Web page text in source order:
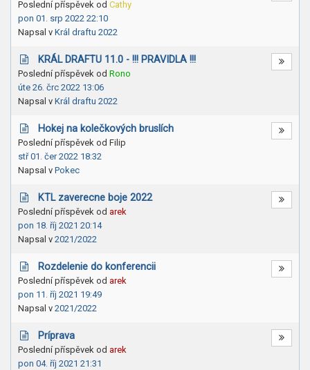
Poslední příspěvek od Cathy
pon 01. srp 2022 22:10
Napsal v Král draftu 2022
KRÁL DRAFTU 11.0 - !!! PRAVIDLA !!!
Poslední příspěvek od Rono
úte 26. črc 2022 13:06
Napsal v Král draftu 2022
Hokej na kolečkových bruslích
Poslední příspěvek od Filip
stř 01. čer 2022 18:32
Napsal v Pokec
KTL zaverecne boje 2022
Poslední příspěvek od arek
pon 18. říj 2021 20:14
Napsal v 2021/2022
Rozdelenie do konferencii
Poslední příspěvek od arek
pon 11. říj 2021 19:49
Napsal v 2021/2022
Príprava
Poslední příspěvek od arek
pon 04. říj 2021 21:31